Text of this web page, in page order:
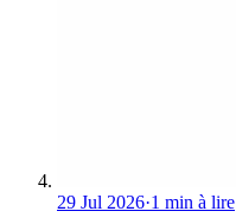
29 Jul 2026·1 min à lire